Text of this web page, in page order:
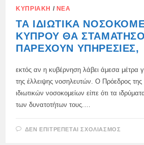
ΚΥΠΡΙΑΚΉ / ΝΈΑ
ΤΑ ΙΔΙΩΤΙΚΆ
ΚΎΠΡΟΥ ΘΑ
ΠΑΡΈΧΟΥΝ ΥΠΗΡΕΣΊΕΣ,
εκτός αν η κυβέρνηση λάβει άμεσα μέτρα
της έλλειψης νοσηλευτών. Ο Πρόεδρος
ιδιωτικών νοσοκομείων είπε ότι τα
των δυνατοτήτων τους.…
ΔΕΝ ΕΠΙΤΡΈΠΕΤΑΙ ΣΧΟΛΙΑΣΜΌΣ